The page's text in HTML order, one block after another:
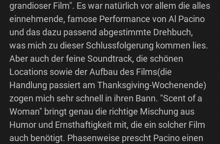
grandioser Film". Es war natürlich vor allem die alles
einnehmende, famose Performance von Al Pacino
und das dazu passend abgestimmte Drehbuch,
was mich zu dieser Schlussfolgerung kommen lies.
Aber auch der feine Soundtrack, die schönen
Locations sowie der Aufbau des Films(die
Handlung passiert am Thanksgiving-Wochenende)
zogen mich sehr schnell in ihren Bann. "Scent of a
Woman" bringt genau die richtige Mischung aus
Humor und Ernsthaftigkeit mit, die ein solcher Film
auch benötigt. Phasenweise prescht Pacino einen